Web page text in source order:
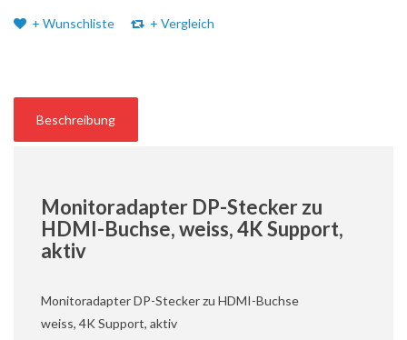
+ Wunschliste + Vergleich
Beschreibung
Monitoradapter DP-Stecker zu
HDMI-Buchse, weiss, 4K Support,
aktiv
Monitoradapter DP-Stecker zu HDMI-Buchse
weiss, 4K Support, aktiv